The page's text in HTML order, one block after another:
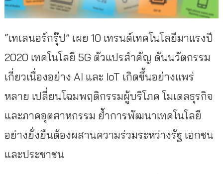
“เทเลนอร์กรุ๊ป” เผย 10 เทรนด์เทคโนโลยีมาแรงปี
2020 เทคโนโลยี 5G ตัวแปรสำคัญ ดันนวัตกรรม
เกี่ยวเนื่องอย่าง AI และ IoT เกิดขึ้นอย่างแพร่
หลาย เปลี่ยนโฉมพฤติกรรมผู้บริโภค โมเดลธุรกิจ
และภาคอุตสาหกรรม ย้ำการพัฒนาเทคโนโลยี
อย่างยั่งยืนต้องผสานความร่วมระหว่างรัฐ เอกชน
และประชาชน